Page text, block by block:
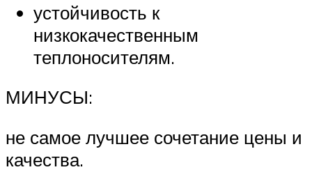
устойчивость к
низкокачественным
теплоносителям.
МИНУСЫ:
не самое лучшее сочетание цены и
качества.